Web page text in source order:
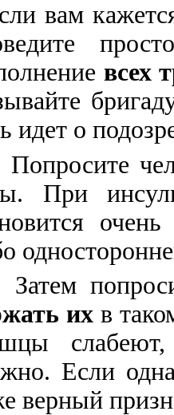
вам
всех
идет о
Попросите
При
Затем
их в
Если
верный